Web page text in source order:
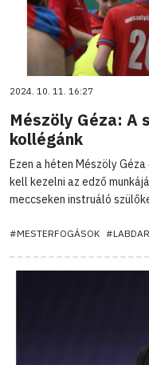
2024. 10. 11. 16:27
Mészöly Géza: A
kollégánk
Ezen a héten Mészöly
kell kezelni az edző
meccseken instruáló
#MESTERFOGÁSOK